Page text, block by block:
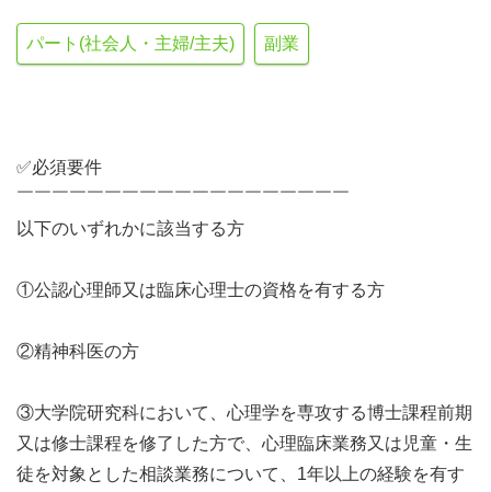
パート(社会人・主婦/主夫) 副業
✅必須要件
￣￣￣￣￣￣￣￣￣￣￣￣￣￣￣￣￣￣￣
以下のいずれかに該当する方
①公認心理師又は臨床心理士の資格を有する方
②精神科医の方
③大学院研究科において、心理学を専攻する博士課程前期
又は修士課程を修了した方で、心理臨床業務又は児童・生
徒を対象とした相談業務について、1年以上の経験を有す